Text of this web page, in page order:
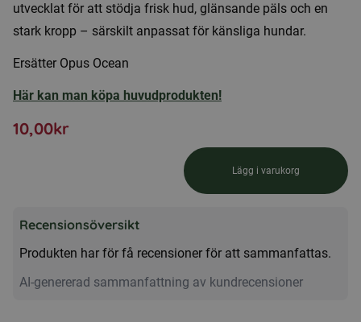
utvecklat för att stödja frisk hud, glänsande päls och en
stark kropp – särskilt anpassat för känsliga hundar.
Ersätter Opus Ocean
Här kan man köpa huvudprodukten!
10,00kr
Grain
Skin
Lägg i varukorg
Recensionsöversikt
Produkten har för få recensioner för att sammanfattas.
AI-genererad sammanfattning av kundrecensioner